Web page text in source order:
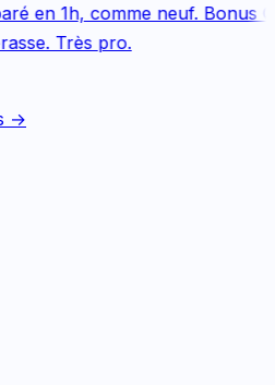
en 1h, comme neuf. Bonus
Très pro.
→